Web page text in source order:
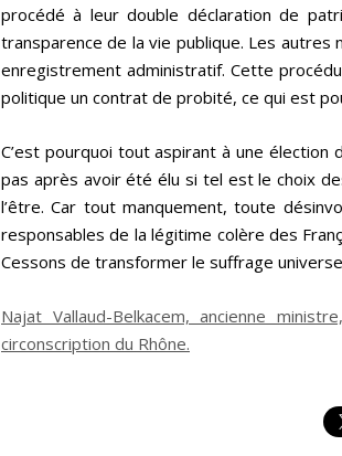
procédé à leur double déclaration de
transparence de la vie publique. Les autres
enregistrement administratif. Cette
politique un contrat de probité, ce qui est
C’est pourquoi tout aspirant à une élection
pas après avoir été élu si tel est le choix
l’être. Car tout manquement, toute
responsables de la légitime colère des
Cessons de transformer le suffrage
Najat Vallaud-Belkacem, ancienne
circonscription du Rhône.